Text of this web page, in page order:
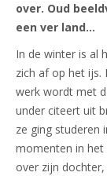
over. Oud
een ver land…
In de winter is al
zich af op het ijs.
werk wordt met
under citeert uit
ze ging studeren
momenten in het
over zijn